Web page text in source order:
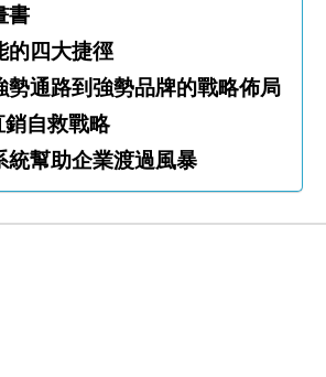
書
的四大捷徑
勢通路到強勢品牌的戰略佈局
自救戰略
統幫助企業渡過風暴